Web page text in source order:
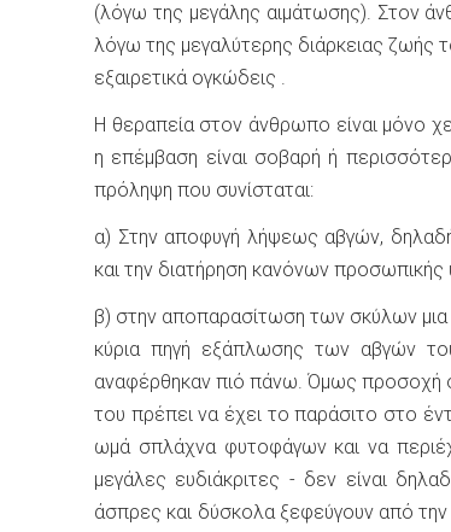
(λόγω της μεγάλης αιμάτωσης). Στον
λόγω της μεγαλύτερης διάρκειας ζωής
εξαιρετικά ογκώδεις .
Η θεραπεία στον άνθρωπο είναι μόνο
η επέμβαση είναι σοβαρή ή
πρόληψη που συνίσταται:
α) Στην αποφυγή λήψεως αβγών,
και την διατήρηση κανόνων προσωπικής
β) στην αποπαρασίτωση των σκύλων μια
κύρια πηγή εξάπλωσης των αβγών
αναφέρθηκαν πιό πάνω. Όμως προσοχή
του πρέπει να έχει το παράσιτο στο
ωμά σπλάχνα φυτοφάγων και να
μεγάλες ευδιάκριτες - δεν είναι
άσπρες και δύσκολα ξεφεύγουν από